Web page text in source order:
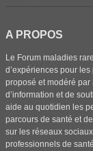
A PROPOS
Le Forum maladies
d’expériences pour
proposé et modéré par
d’information et de
aide au quotidien les
parcours de santé et
sur les réseaux
professionnels de